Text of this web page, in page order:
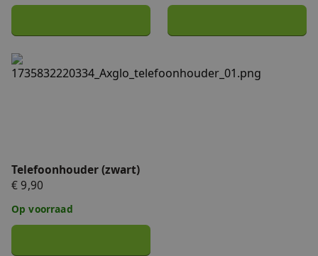
Telefoonhouder (zwart)
€ 9,90
Op voorraad
Telefoonhouder (zwart)